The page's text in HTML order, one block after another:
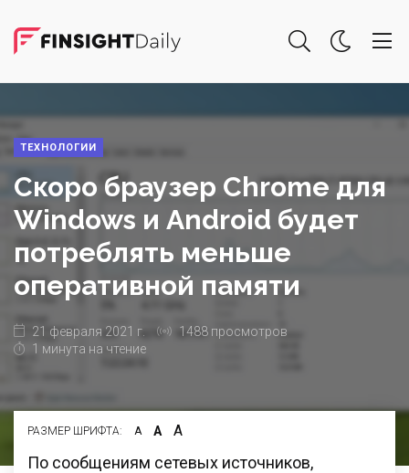
ТЕХНОЛОГИИ
Скоро браузер Chrome для
Windows и Android будет
потреблять меньше
оперативной памяти
21 февраля 2021 г.
1488 просмотров
1 минута на чтение
РАЗМЕР ШРИФТА: А А А
По сообщениям сетевых источников,